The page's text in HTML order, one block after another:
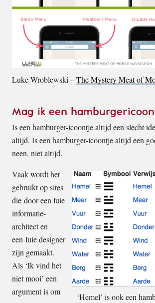
Luke Wroblewski –The Mystery Meat of
Mag ik een
Is een hamburger-icoontje altijd een slecht
altijd. Is een hamburger-icoontje altijd een
neen, niet altijd.
‘Hemel’ is ook een
Vaak wordt het
gebruikt op sites
die door een luie
informatie-
architect en
een luie designer
zijn gemaakt.
Als ‘Ik vind het
niet mooi’ een
argument is om